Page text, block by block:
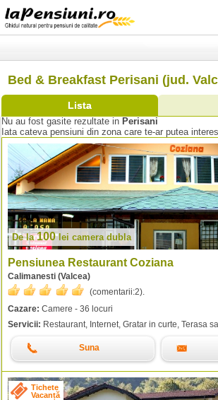
Bed & Breakfast Perisani (jud.
Lista
Nu au fost gasite rezultate in Perisani
Iata cateva pensiuni din zona care te-ar putea
De la100lei camera dubla
Pensiunea Restaurant Coziana
Calimanesti (Valcea)
(comentarii:2).
Cazare: Camere - 36 locuri
Servicii: Restaurant, Internet, Gratar in curte, Terasa
Suna
Tichete
Vacanță